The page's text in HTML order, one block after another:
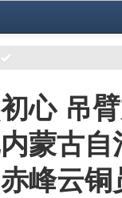
告服务
心 吊
蒙古自
峰云铜